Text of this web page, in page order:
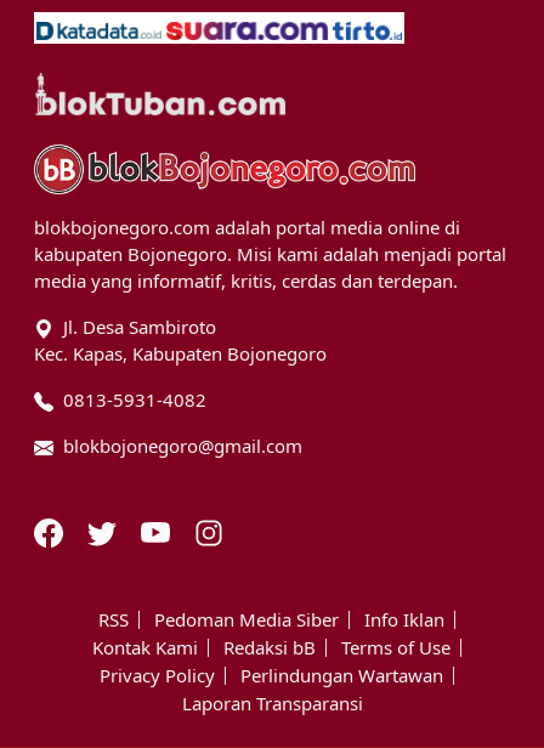
blokbojonegoro.com adalah portal media online di
kabupaten Bojonegoro. Misi kami adalah menjadi portal
media yang informatif, kritis, cerdas dan terdepan.
Jl. Desa Sambiroto
Kec. Kapas, Kabupaten Bojonegoro
0813-5931-4082
blokbojonegoro@gmail.com
RSS Pedoman Media Siber
Info Iklan
Kontak Kami
Redaksi bB
Terms of Use
Privacy Policy
Perlindungan Wartawan
Laporan Transparansi